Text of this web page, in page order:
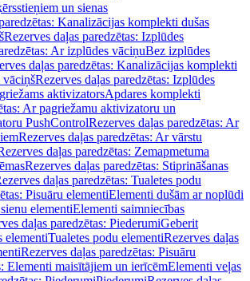
un sienas
Kanalizācijas komplekti dušas
Rezerves daļas paredzētas: Izplūdes
Ar izplūdes vāciņuBez izplūdes
daļas paredzētas: Kanalizācijas komplekti
vāciņšRezerves daļas paredzētas: Izplūdes
aktivizatorsApdares komplekti
Ar pagriežamu aktivizatoru un
PushControlRezerves daļas paredzētas: Ar
Rezerves daļas paredzētas: Ar vārstu
daļas paredzētas: Zemapmetuma
Rezerves daļas paredzētas: Stiprināšanas
daļas paredzētas: Tualetes podu
Pisuāru elementiElementi dušām ar noplūdi
elementiElementi saimniecības
daļas paredzētas: PiederumiGeberit
elementiTualetes podu elementiRezerves daļas
Rezerves daļas paredzētas: Pisuāru
Elementi maisītājiem un ierīcēmElementi veļas